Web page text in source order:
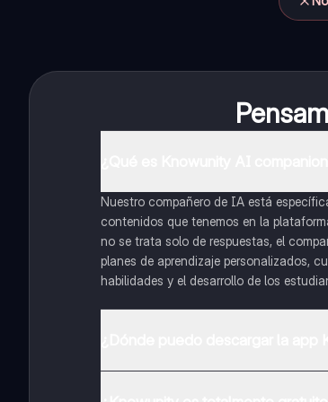
Nuestro compañero de IA está
contenidos que tenemos en la
no se trata solo de respuestas, el
planes de aprendizaje personalizados,
habilidades y el desarrollo de los